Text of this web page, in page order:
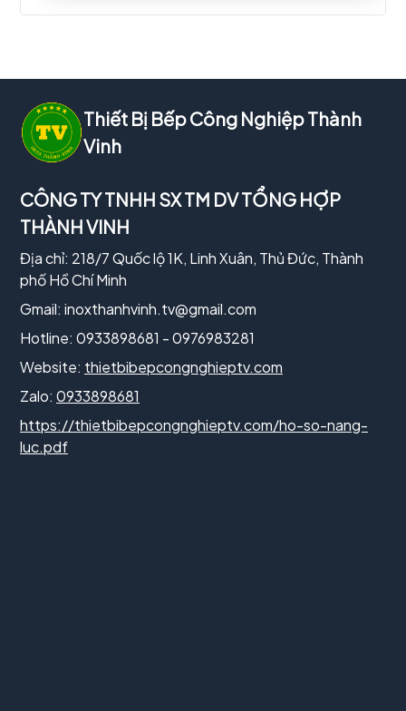
Thiết Bị Bếp Công Nghiệp Thành
Vinh
CÔNG TY TNHH SX TM DV TỔNG HỢP
THÀNH VINH
Địa chỉ: 218/7 Quốc lộ 1K, Linh Xuân, Thủ Đức, Thành
phố Hồ Chí Minh
Gmail: inoxthanhvinh.tv@gmail.com
Hotline: 0933898681 - 0976983281
Website: thietbibepcongnghieptv.com
Zalo: 0933898681
https://thietbibepcongnghieptv.com/ho-so-nang-
luc.pdf